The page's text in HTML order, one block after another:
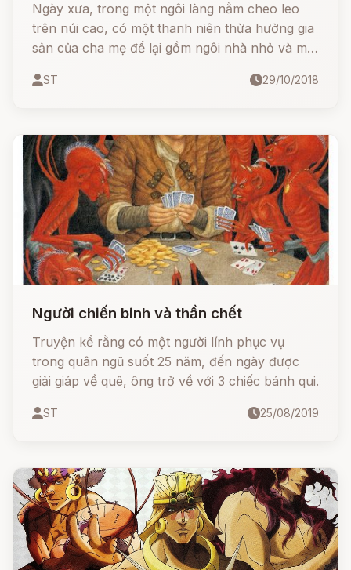
Ngày xưa, trong một ngôi làng nằm cheo leo
trên núi cao, có một thanh niên thừa hưởng gia
sản của cha mẹ để lại gồm ngôi nhà nhỏ và một
ST 29/10/2018
Người chiến binh và thần chết
Truyện kể rằng có một người lính phục vụ
trong quân ngũ suốt 25 năm, đến ngày được
giải giáp về quê, ông trở về với 3 chiếc bánh qui.
ST 25/08/2019